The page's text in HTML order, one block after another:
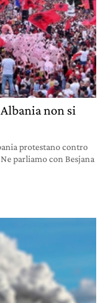
non si
protestano contro
parliamo con Besjana